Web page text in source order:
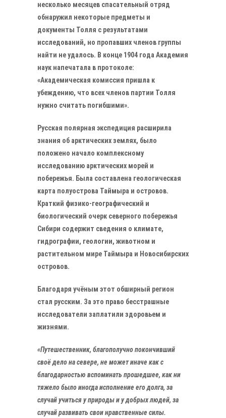
несколько месяцев спасательный отряд
обнаружил некоторые предметы и
документы Толля с результатами
исследований, но пропавших членов группы
найти не удалось. В конце 1904 года Академия
наук напечатала в протоколе:
«Академическая комиссия пришла к
убеждению, что всех членов партии Толля
нужно считать погибшими».
Русская полярная экспедиция расширила
знания об арктических землях, было
положено начало комплексному
исследованию арктических морей и
побережья. Была составлена геологическая
карта полуострова Таймыра и островов.
Краткий физико-географический и
биологический очерк северного побережья
Сибири содержит сведения о климате,
гидрографии, геологии, животном и
растительном мире Таймыра и Новосибирских
островов.
Благодаря учёным этот обширный регион
стал русским. За это право бесстрашные
исследователи заплатили здоровьем и
жизнями.
«Путешественник, благополучно покончивший
своё дело на севере, не может иначе как с
благодарностью вспоминать прошедшее, как ни
тяжело было иногда исполнение его долга, за
случай учиться у природы и у добрых людей, за
случай развивать свои нравственные силы.